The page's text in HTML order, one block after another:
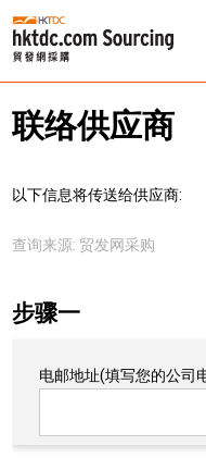
联络供应商
以下信息将传送给供应商:
查询来源: 贸发网采购
步骤一
电邮地址(填写您的公司